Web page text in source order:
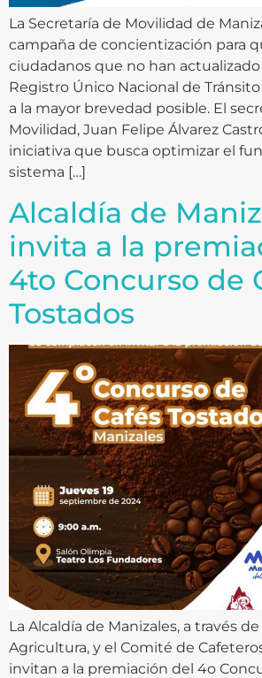
La Secretaría de Movilidad de
campaña de concientización para
ciudadanos que no han actualizado
Registro Único Nacional de Tránsito
a la mayor brevedad posible. El
Movilidad, Juan Felipe Álvarez
iniciativa que busca optimizar el
sistema […]
Alcaldía de
invita a la
4to Concurso de
Tostados
La Alcaldía de Manizales, a través
Agricultura, y el Comité de
invitan a la premiación del 4o